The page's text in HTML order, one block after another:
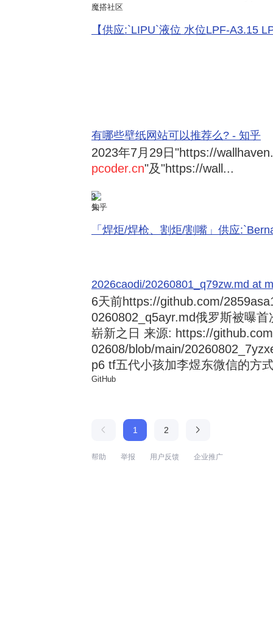
魔搭社区
【供应:`LIPU`液位 水位LPF-A3.15
有哪些壁纸网站可以推荐么? - 知乎
2023年7月29日 "https://
pcoder.cn"及"https://wall...
3
知乎
「焊炬/焊枪、割炬/割嘴」供应
2026caodi/20260801_q79zw.md at
6天前https://github.com/
0260802_q5ayr.md俄罗斯被曝
崭新之日 来源: https://
02608/blob/main/
p6 tf五代小孩加李煜东微信的方
GitHub
1 2
帮助 举报 用户反馈 企业推广